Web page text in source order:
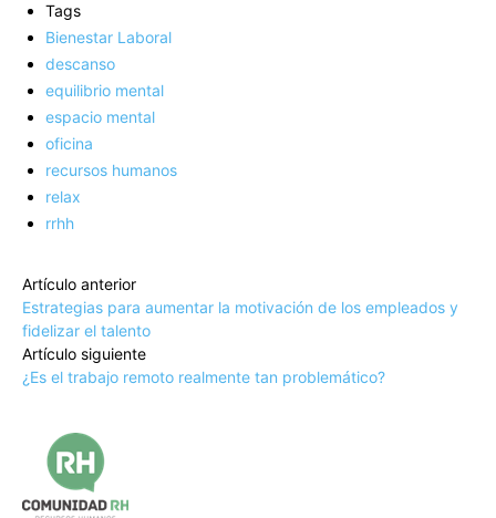
Tags
Bienestar Laboral
descanso
equilibrio mental
espacio mental
oficina
recursos humanos
relax
rrhh
Artículo anterior
Estrategias para aumentar la motivación de los empleados y
fidelizar el talento
Artículo siguiente
¿Es el trabajo remoto realmente tan problemático?